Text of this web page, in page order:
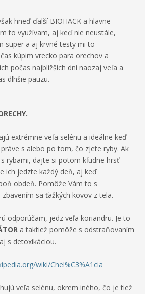
hneď ďalší BIOHACK a hlavne
to využívam, aj keď nie neustále,
super a aj krvné testy mi to
kúpim vrecko para orechov a
počas najbližších dní naozaj veľa a
dlhšie pauzu.
.
extrémne veľa selénu a ideálne keď
s alebo po tom, čo zjete ryby. Ak
rybami, dajte si potom kľudne hrsť
ich jedzte každý deň, aj keď
obdeň. Pomôže Vám to s
sa ťažkých kovov z tela.
odporúčam, jedz veľakoriandru. Je to
a taktiež pomôže s odstraňovaním
s detoxikáciou.
wiki/Chel%C3%A1cia
veľa selénu, okrem iného, čo je tiež